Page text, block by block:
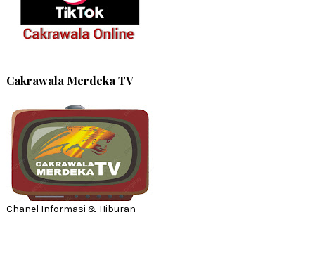
Cakrawala Merdeka TV
Chanel Informasi & Hiburan